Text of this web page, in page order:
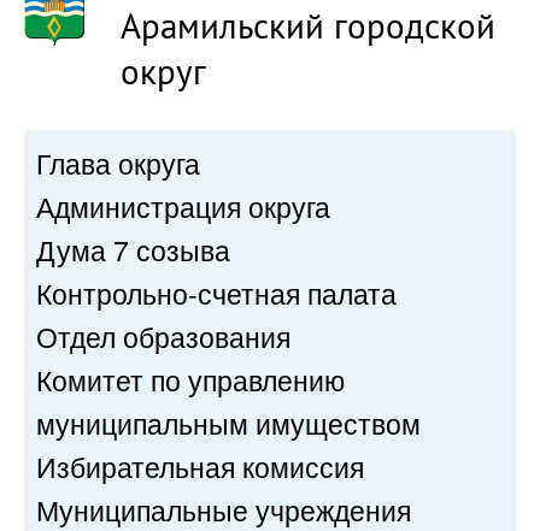
Арамильский городской
округ
Глава округа
Администрация округа
Дума 7 созыва
Контрольно-счетная палата
Отдел образования
Комитет по управлению
муниципальным имуществом
Избирательная комиссия
Муниципальные учреждения